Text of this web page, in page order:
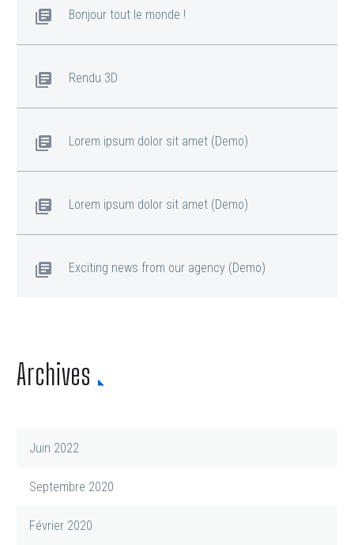
Bonjour tout le monde !
Rendu 3D
Lorem ipsum dolor sit amet (Demo)
Lorem ipsum dolor sit amet (Demo)
Exciting news from our agency (Demo)
Archives
Juin 2022
Septembre 2020
Février 2020